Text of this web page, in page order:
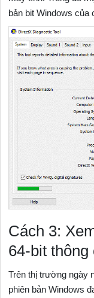
bản bit Windows của
Cách 3:
64-bit
Trên thị trường ngày
phiên bản Windows